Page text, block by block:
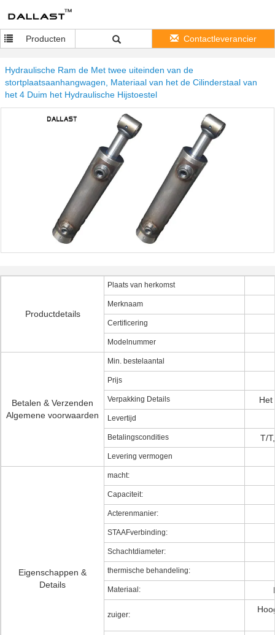
Producten Contactleverancier
Hydraulische Ram de Met twee uiteinden van de
stortplaatsaanhangwagen, Materiaal van het de Cilinderstaal van
het 4 Duim het Hydraulische Hijstoestel
Productdetails
Plaats van herkomst
Merknaam
Certificering
Modelnummer
Betalen & Verzenden
Algemene voorwaarden
Min. bestelaantal
Prijs
Verpakking Details Het
Levertijd
Betalingscondities T/
Levering vermogen
Eigenschappen &
Details
macht:
Capaciteit:
Acterenmanier:
STAAFverbinding:
Schachtdiameter:
thermische behandeling:
Materiaal:
zuiger: